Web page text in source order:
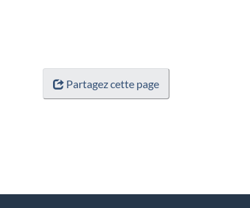
Partagez cette page